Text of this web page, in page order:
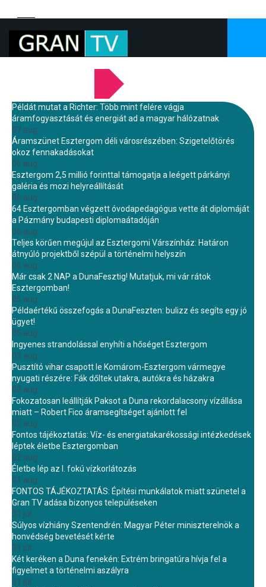
Példát mutat a Richter: Több mint felére vágja
áramfogyasztását és energiát ad a magyar hálózatnak
07 aug.
Áramszünet Esztergom déli városrészében: Szigetelőtörés
okoz fennakadásokat
06 aug.
Esztergom 2,5 millió forinttal támogatja a leégett párkányi
galéria és mozi helyreállítását
06 aug.
64 Esztergomban végzett óvodapedagógus vette át diplomáját
a Pázmány budapesti diplomaátadóján
06 aug.
Teljes körűen megújul az Esztergomi Várszínház: Határon
átnyúló projektből szépül a történelmi helyszín
06 aug.
Már csak 2 NAP a DunaFesztig! Mutatjuk, mi vár rátok
Esztergomban!
05 aug.
Példaértékű összefogás a DunaFeszten: bulizz és segíts egy jó
ügyet!
05 aug.
Ingyenes strandolással enyhíti a hőséget Esztergom
03 aug.
Pusztító vihar csapott le Komárom-Esztergom vármegye
nyugati részére: Fák dőltek utakra, autókra és házakra
02 aug.
Fokozatosan leállítják Paksot a Duna rekordalacsony vízállása
miatt – Robert Fico áramsegítséget ajánlott fel
02 aug.
Fontos tájékoztatás: Víz- és energiatakarékossági intézkedések
léptek életbe Esztergomban
02 aug.
Életbe lép az I. fokú vízkorlátozás
01 aug.
FONTOS TÁJÉKOZTATÁS: Építési munkálatok miatt szünetel a
Gran TV adása bizonyos településeken
31 júl.
Súlyos vízhiány Szentendrén: Magyar Péter miniszterelnök a
honvédség bevetését kérte
31 júl.
Két keréken a Duna fenekén: Extrém bringatúra hívja fel a
figyelmet a történelmi aszályra
31 júl.